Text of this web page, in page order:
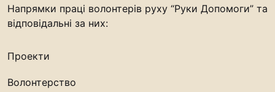
Напрямки праці волонтерів руху “Руки Допомоги” та
відповідальні за них:
Проекти
Волонтерство